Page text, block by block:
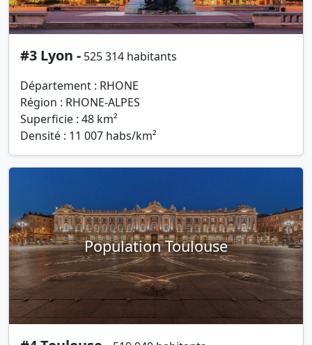
#3 Lyon - 525 314 habitants
Département : RHONE
Région : RHONE-ALPES
Superficie : 48 km²
Densité : 11 007 habs/km²
Population Toulouse